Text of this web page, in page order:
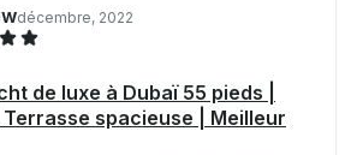
décembre, 2022
de luxe à Dubaï 55 pieds |
spacieuse | Meilleur